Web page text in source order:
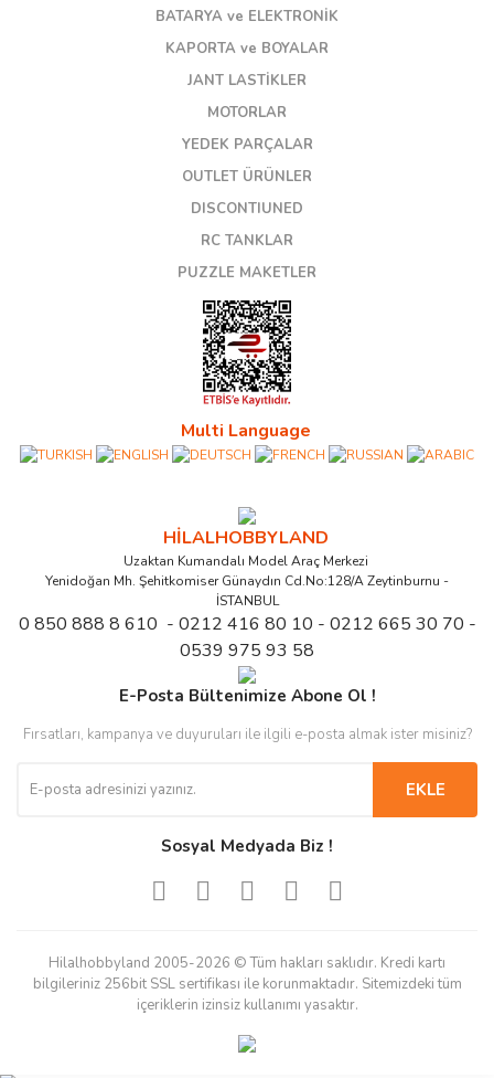
BATARYA ve ELEKTRONİK
KAPORTA ve BOYALAR
JANT LASTİKLER
MOTORLAR
YEDEK PARÇALAR
OUTLET ÜRÜNLER
DISCONTIUNED
RC TANKLAR
PUZZLE MAKETLER
Multi Language
HİLALHOBBYLAND
Uzaktan Kumandalı Model Araç Merkezi
Yenidoğan Mh. Şehitkomiser Günaydın Cd.No:128/A Zeytinburnu -
İSTANBUL
0 850 888 8 610 - 0212 416 80 10 - 0212 665 30 70 -
0539 975 93 58
E-Posta Bültenimize Abone Ol !
Fırsatları, kampanya ve duyuruları ile ilgili e-posta almak ister misiniz?
EKLE
Sosyal Medyada Biz !
Hilalhobbyland 2005-2026 © Tüm hakları saklıdır. Kredi kartı
bilgileriniz 256bit SSL sertifikası ile korunmaktadır. Sitemizdeki tüm
içeriklerin izinsiz kullanımı yasaktır.